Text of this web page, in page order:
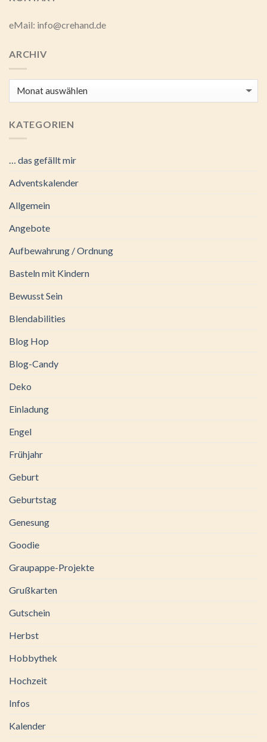
eMail: info@crehand.de
ARCHIV
Archiv
KATEGORIEN
… das gefällt mir
Adventskalender
Allgemein
Angebote
Aufbewahrung / Ordnung
Basteln mit Kindern
Bewusst Sein
Blendabilities
Blog Hop
Blog-Candy
Deko
Einladung
Engel
Frühjahr
Geburt
Geburtstag
Genesung
Goodie
Graupappe-Projekte
Grußkarten
Gutschein
Herbst
Hobbythek
Hochzeit
Infos
Kalender